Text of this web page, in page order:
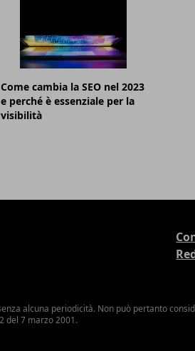
Come cambia la SEO nel 2023
e perché è essenziale per la
visibilità
alcuna periodicità. Non può pertanto
del 7 marzo 2001.